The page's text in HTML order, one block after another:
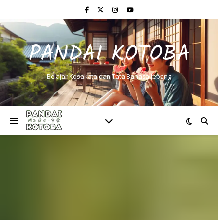
PANDAI KOTOBA
Belajar Kosakata dan Tata Bahasa Jepang